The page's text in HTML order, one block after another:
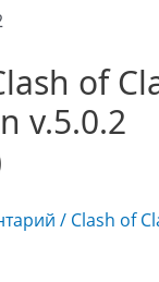
of
v.5.0.2
/ Clash of